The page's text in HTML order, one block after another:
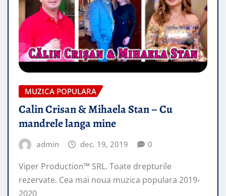
MUZICA POPULARA
Calin Crisan & Mihaela Stan – Cu
mandrele langa mine
admin dec. 19, 2019 0
Viper Production™ SRL. Toate drepturile
rezervate. Cea mai noua muzica populara 2019-
2020